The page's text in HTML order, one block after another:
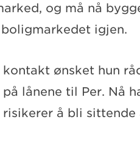
og må nå
igjen.
ønsket hun
lånene til Per. Nå
risikerer å bli